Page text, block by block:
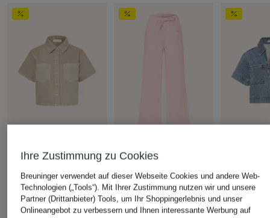
MRS & HUGS
CHF 50
Ursprünglich:CHF 119
MRS & HUGS
CHF 50
Ursprünglich:CHF 139
CHF 60
Ursprünglich:
Ihre Zustimmung zu Cookies
Breuninger verwendet auf dieser Webseite Cookies und andere Web-
Technologien („Tools“). Mit Ihrer Zustimmung nutzen wir und unsere
Partner (Drittanbieter) Tools, um Ihr Shoppingerlebnis und unser
Onlineangebot zu verbessern und Ihnen interessante Werbung auf